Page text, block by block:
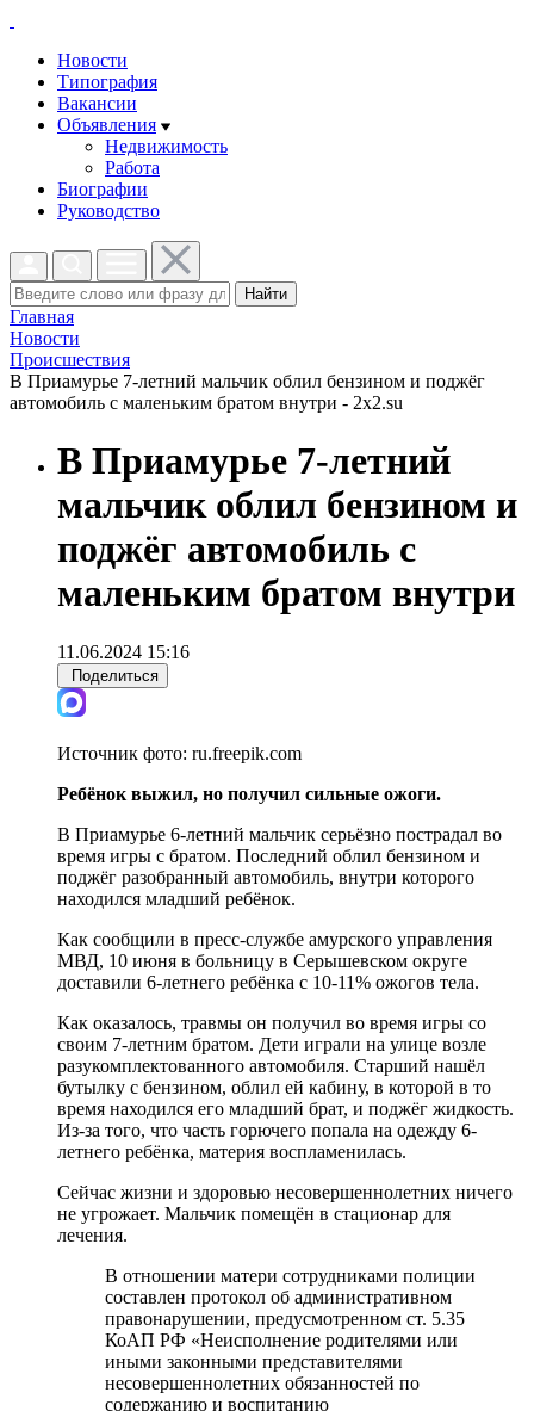
Новости
Типография
Вакансии
Объявления
Недвижимость
Работа
Биографии
Руководство
Найти
Главная
Новости
Проиcшествия
В Приамурье 7-летний мальчик облил бензином и поджёг
автомобиль с маленьким братом внутри - 2x2.su
В Приамурье 7-летний
мальчик облил бензином и
поджёг автомобиль с
маленьким братом внутри
11.06.2024 15:16
Поделиться
Источник фото: ru.freepik.com
Ребёнок выжил, но получил сильные ожоги.
В Приамурье 6-летний мальчик серьёзно пострадал во
время игры с братом. Последний облил бензином и
поджёг разобранный автомобиль, внутри которого
находился младший ребёнок.
Как сообщили в пресс-службе амурского управления
МВД, 10 июня в больницу в Серышевском округе
доставили 6-летнего ребёнка с 10-11% ожогов тела.
Как оказалось, травмы он получил во время игры со
своим 7-летним братом. Дети играли на улице возле
разукомплектованного автомобиля. Старший нашёл
бутылку с бензином, облил ей кабину, в которой в то
время находился его младший брат, и поджёг жидкость.
Из-за того, что часть горючего попала на одежду 6-
летнего ребёнка, материя воспламенилась.
Сейчас жизни и здоровью несовершеннолетних ничего
не угрожает. Мальчик помещён в стационар для
лечения.
В отношении матери сотрудниками полиции
составлен протокол об административном
правонарушении, предусмотренном ст. 5.35
КоАП РФ «Неисполнение родителями или
иными законными представителями
несовершеннолетних обязанностей по
содержанию и воспитанию